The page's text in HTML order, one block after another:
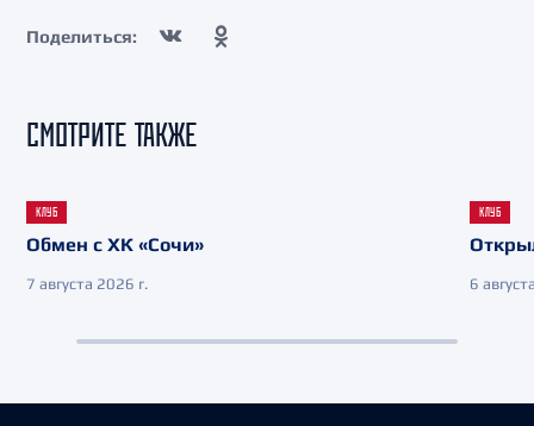
Поделиться:
СМОТРИТЕ ТАКЖЕ
КЛУБ
Обмен с ХК «Сочи»
7 августа 2026 г.
КЛУБ
6